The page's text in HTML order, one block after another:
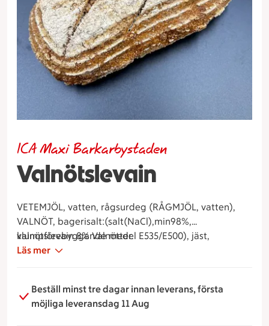
Valnötslevain
ICA Maxi Barkarbystaden
VETEMJÖL, vatten, rågsurdeg (RÅGMJÖL, vatten),
VALNÖT, bagerisalt:(salt(NaCl),min98%,
klumpförebyggande medel E535/E500), jäst,
KORNMALTMJÖL, Mjölbehandlingsmedel (E300).
valnötslevain 8% Valnötter.
Läs mer
Beställ minst tre dagar innan leverans, första
möjliga leveransdag 11 Aug